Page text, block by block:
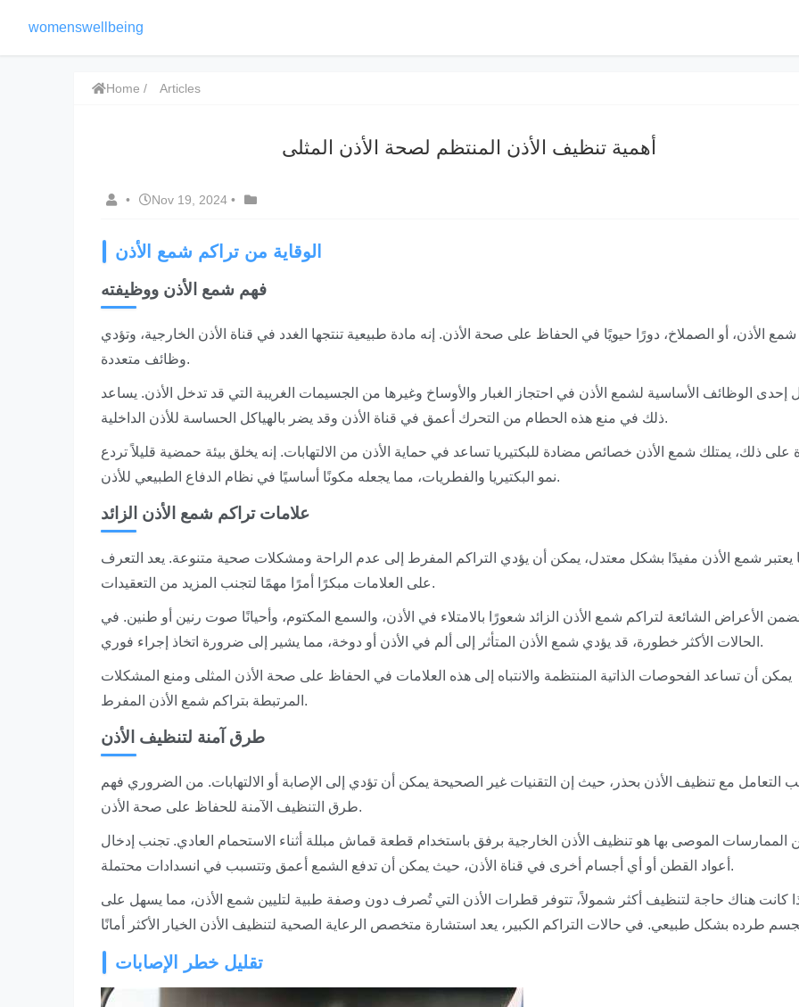
womenswellbeing
Home Articles
أهمية تنظيف الأذن المنتظم لصحة الأذن المثلى
• Nov 19, 2024 •
الوقاية من تراكم شمع الأذن
فهم شمع الأذن ووظيفته
الأذن، أو الصملاخ، دورًا حيويًا في الحفاظ على صحة الأذن. إنه مادة طبيعية تنتجها الغدد في قناة الأذن الخارجية، وتؤدي
وظائف متعددة.
إحدى الوظائف الأساسية لشمع الأذن في احتجاز الغبار والأوساخ وغيرها من الجسيمات الغريبة التي قد تدخل الأذن. يساعد
ذلك في منع هذه الحطام من التحرك أعمق في قناة الأذن وقد يضر بالهياكل الحساسة للأذن الداخلية.
على ذلك، يمتلك شمع الأذن خصائص مضادة للبكتيريا تساعد في حماية الأذن من الالتهابات. إنه يخلق بيئة حمضية قليلاً تردع
نمو البكتيريا والفطريات، مما يجعله مكونًا أساسيًا في نظام الدفاع الطبيعي للأذن.
علامات تراكم شمع الأذن الزائد
يعتبر شمع الأذن مفيدًا بشكل معتدل، يمكن أن يؤدي التراكم المفرط إلى عدم الراحة ومشكلات صحية متنوعة. يعد التعرف
على العلامات مبكرًا أمرًا مهمًا لتجنب المزيد من التعقيدات.
الأعراض الشائعة لتراكم شمع الأذن الزائد شعورًا بالامتلاء في الأذن، والسمع المكتوم، وأحيانًا صوت رنين أو طنين. في
الحالات الأكثر خطورة، قد يؤدي شمع الأذن المتأثر إلى ألم في الأذن أو دوخة، مما يشير إلى ضرورة اتخاذ إجراء فوري.
يمكن أن تساعد الفحوصات الذاتية المنتظمة والانتباه إلى هذه العلامات في الحفاظ على صحة الأذن المثلى ومنع المشكلات
المرتبطة بتراكم شمع الأذن المفرط.
طرق آمنة لتنظيف الأذن
التعامل مع تنظيف الأذن بحذر، حيث إن التقنيات غير الصحيحة يمكن أن تؤدي إلى الإصابة أو الالتهابات. من الضروري فهم
طرق التنظيف الآمنة للحفاظ على صحة الأذن.
الممارسات الموصى بها هو تنظيف الأذن الخارجية برفق باستخدام قطعة قماش مبللة أثناء الاستحمام العادي. تجنب إدخال
أعواد القطن أو أي أجسام أخرى في قناة الأذن، حيث يمكن أن تدفع الشمع أعمق وتتسبب في انسدادات محتملة.
كانت هناك حاجة لتنظيف أكثر شمولاً، تتوفر قطرات الأذن التي تُصرف دون وصفة طبية لتليين شمع الأذن، مما يسهل على
تقليل خطر الإصابات